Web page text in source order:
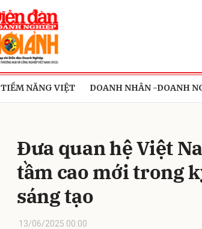
TIỀM NĂNG VIỆT DOANH NHÂN -DOANH
Đưa quan hệ Việt
tầm cao mới trong
sáng tạo
13/06/2025 00:00